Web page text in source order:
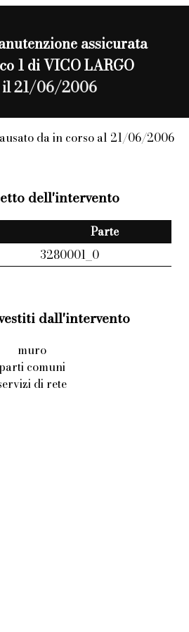
assicurata
1 di VICO LARGO
il 21/06/2006
da in corso al 21/06/2006
dell'intervento
Parte
3280001_0
dall'intervento
muro
parti comuni
di rete